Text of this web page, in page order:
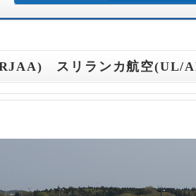
スリランカ航空(UL/